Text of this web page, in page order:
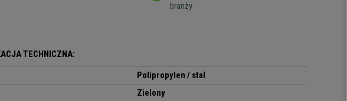
branży
TECHNICZNA:
Polipropylen / stal
Zielony